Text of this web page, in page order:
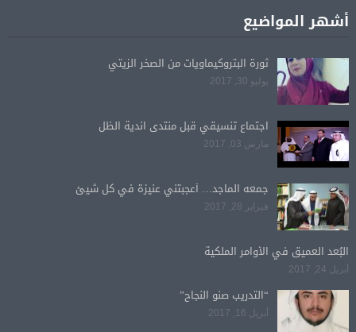
أشهر المواضيع
ثورة البتروكيماويات من الصخر الزيتي
يوليو 30, 2017
اجتماع تنسيقي قبل منتدى اندية الظل
مارس 03, 2017
جمعه الماجد… أعجبتني عنيزة في كل شيئ
فبراير 28, 2017
البُعد العميق في الأوامر الملكية
أبريل 24, 2017
“التدريب صنو النجاح”
أبريل 16, 2017